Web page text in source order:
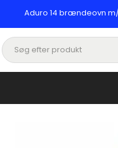
Aduro 14 brændeovn